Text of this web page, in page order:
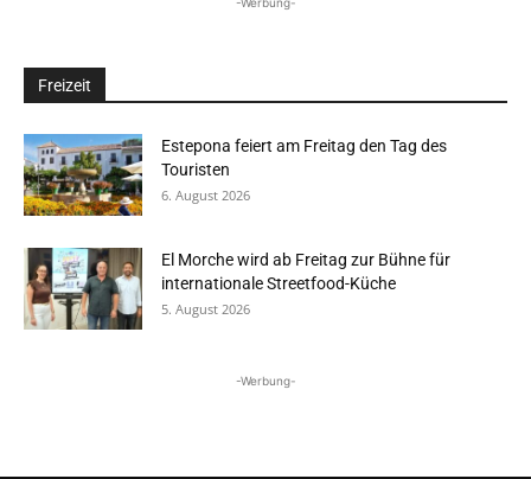
Freizeit
Estepona feiert am Freitag den Tag des
Touristen
6. August 2026
El Morche wird ab Freitag zur Bühne für
internationale Streetfood-Küche
5. August 2026
-Werbung-